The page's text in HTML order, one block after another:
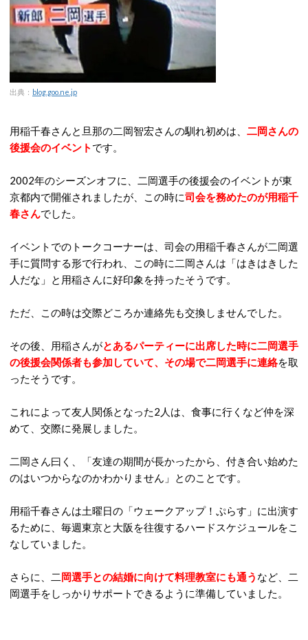
出典： blog.goo.ne.jp
用稲千春さんと旦那の二岡智宏さんの馴れ初めは、 二岡さんの
後援会のイベント です。
2002年のシーズンオフに、二岡選手の後援会のイベントが東
京都内で開催されましたが、この時に司会を務めたのが用稲千
春さんでした。
イベントでのトークコーナーは、司会の用稲千春さんが二岡選
手に質問する形で行われ、この時に二岡さんは「はきはきした
人だな」と用稲さんに好印象を持ったそうです。
ただ、この時は交際どころか連絡先も交換しませんでした。
その後、用稲さんがとあるパーティーに出席した時に二岡選手
の後援会関係者も参加していて、その場で二岡選手に連絡を取
ったそうです。
これによって友人関係となった2人は、食事に行くなど仲を深
めて、交際に発展しました。
二岡さん曰く、「友達の期間が長かったから、付き合い始めた
のはいつからなのかわかりません」とのことです。
用稲千春さんは土曜日の「ウェークアップ！ぷらす」に出演す
るために、毎週東京と大阪を往復するハードスケジュールをこ
なしていました。
さらに、二岡選手との結婚に向けて料理教室にも通う など、二
岡選手をしっかりサポートできるように準備していました。